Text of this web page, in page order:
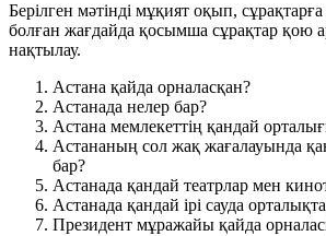
Берілген мәтінді мұқият оқып,
болған жағдайда қосымша сұрақтар қою
нақтылау.
Астана қайда орналасқан?
Астанада нелер бар?
Астана мемлекеттің қандай
Астананың сол жақ жағалауында
бар?
Астанада қандай театрлар мен
Астанада қандай ірі сауда
Президент мұражайы қайда